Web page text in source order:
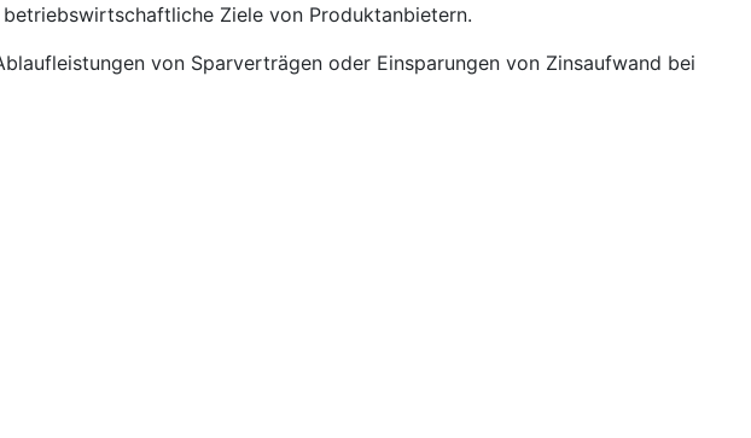
Ziele von Produktanbietern.
von Sparverträgen oder Einsparungen von Zinsaufwand bei